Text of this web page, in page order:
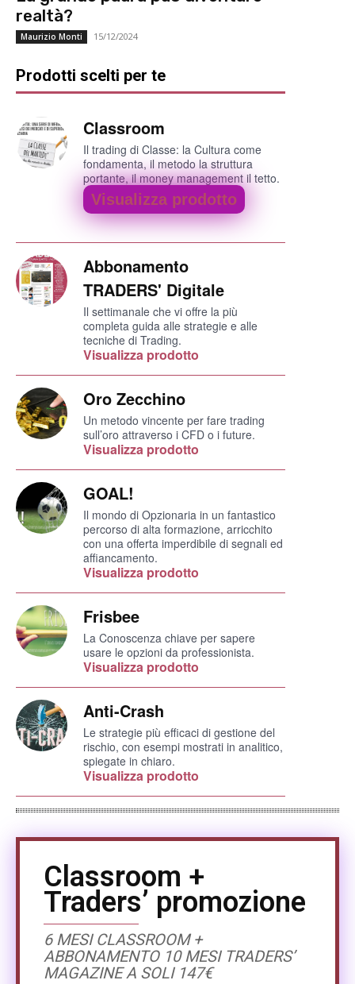
realtà?
Maurizio Monti 15/12/2024
Prodotti scelti per te
Classroom
Il trading di Classe: la Cultura come
fondamenta, il metodo la struttura
portante, il money management il tetto.
Visualizza prodotto
Abbonamento
TRADERS' Digitale
Il settimanale che vi offre la più
completa guida alle strategie e alle
tecniche di Trading.
Visualizza prodotto
Oro Zecchino
Un metodo vincente per fare trading
sull’oro attraverso i CFD o i future.
Visualizza prodotto
GOAL!
Il mondo di Opzionaria in un fantastico
percorso di alta formazione, arricchito
con una offerta imperdibile di segnali ed
affiancamento.
Visualizza prodotto
Frisbee
La Conoscenza chiave per sapere
usare le opzioni da professionista.
Visualizza prodotto
Anti-Crash
Le strategie più efficaci di gestione del
rischio, con esempi mostrati in analitico,
spiegate in chiaro.
Visualizza prodotto
Classroom +
Traders’ promozione
6 MESI CLASSROOM +
ABBONAMENTO 10 MESI TRADERS’
MAGAZINE A SOLI 147€